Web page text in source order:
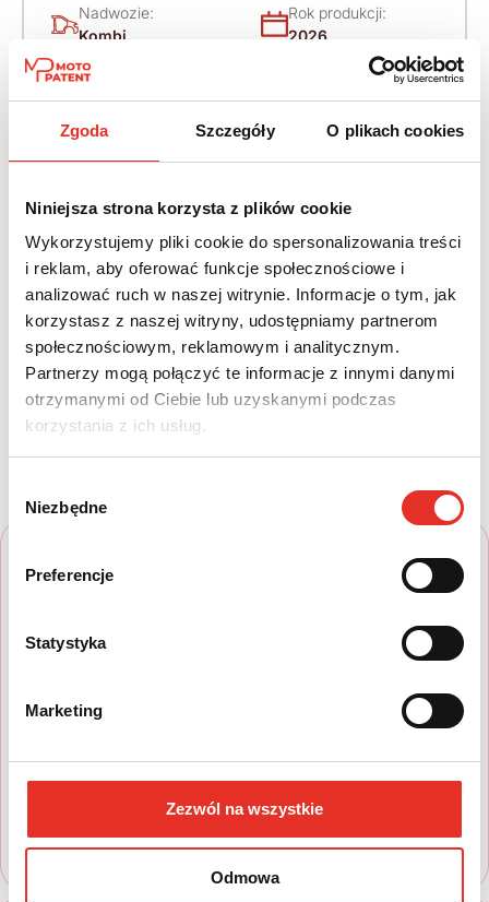
Zgoda Szczegóły O plikach cookies
Niniejsza strona korzysta z plików cookie
Wykorzystujemy pliki cookie do spersonalizowania treści
i reklam, aby oferować funkcje społecznościowe i
analizować ruch w naszej witrynie. Informacje o tym, jak
korzystasz z naszej witryny, udostępniamy partnerom
społecznościowym, reklamowym i analitycznym.
Partnerzy mogą połączyć te informacje z innymi danymi
otrzymanymi od Ciebie lub uzyskanymi podczas
korzystania z ich usług.
zgody
Niezbędne
Preferencje
Statystyka
Marketing
Zezwól na wszystkie
Odmowa
Nadwozie:
Kombi
Rok produkcji:
2026
Leasing netto od:
1 984 zł
2 440 zł brutto / msc.
Cena brutto:
156 270 zł
Twój nowy samochód w kilku
prostych krokach
model, który najbardziej spełnia Twoje
oczekiwania